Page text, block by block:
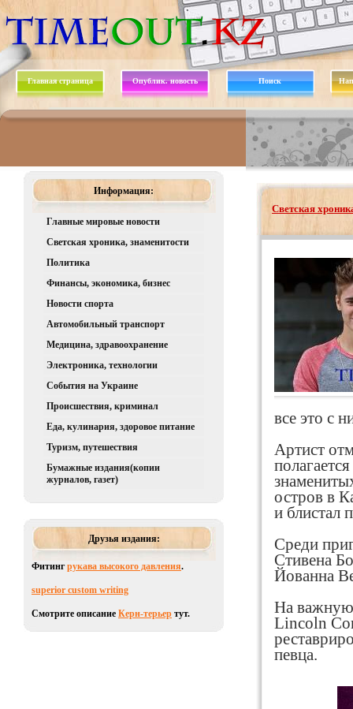
Главная страница Опублик. новость Поиск
Информация:
Главные мировые новости
Светская хроника, знаменитости
Политика
Финансы, экономика, бизнес
Новости спорта
Автомобильный транспорт
Медицина, здравоохранение
Электроника, технологии
События на Украине
Происшествия, криминал
Еда, кулинария, здоровое питание
Туризм, путешествия
Бумажные издания(копии
журналов, газет)
Друзья издания:
Фитингрукава высокого давления.
superior custom writing
Смотрите описание Керн-терьер тут.
Светская
все это с
Артист
остров в
и блистал
Среди
Стивена
Йованна
На важную
Lincoln
певца.